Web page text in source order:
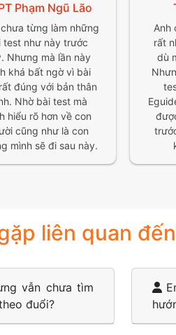
Phạm Ngũ Lão
từng làm những
test như này trước
Nhưng mà lần này
khá bất ngờ vì bài
đúng với bản thân
Nhờ bài test mà
hiểu rõ hơn về con
cũng như là con
mình sẽ đi sau này.
Anh
rất
dù
liên quan
vẫn chưa tìm
đuổi?